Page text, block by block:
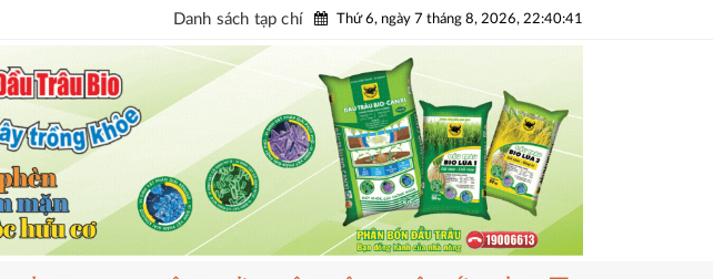
Danh sách tạp chí Thứ 6, ngày 7 tháng 8, 2026, 22:40:43